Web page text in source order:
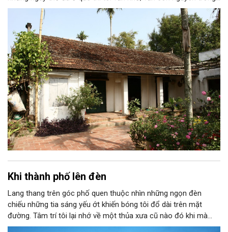
ký ức. Tôi nhớ cái cổng nhỏ với hàng rào dâm bụt, nhớ ngôi nhà
mái ngói, khoảng sân rộng với hai cây cau cao vút, căn bếp luôn
thơm nồng khói lửa…; nhớ ông tôi rất nghiêm, bà tôi rất hiền và
cô tôi (tất nhiên khi đó chưa lấy chồng) thì rất tuyệt vời!
Khi thành phố lên đèn
Lang thang trên góc phố quen thuộc nhìn những ngọn đèn
chiếu những tia sáng yếu ớt khiến bóng tôi đổ dài trên mặt
đường. Tâm trí tôi lại nhớ về một thủa xưa cũ nào đó khi mà
ánh sáng vẫn còn chút gì đó mới mẻ. Bởi thế mà tôi lại vô cùng